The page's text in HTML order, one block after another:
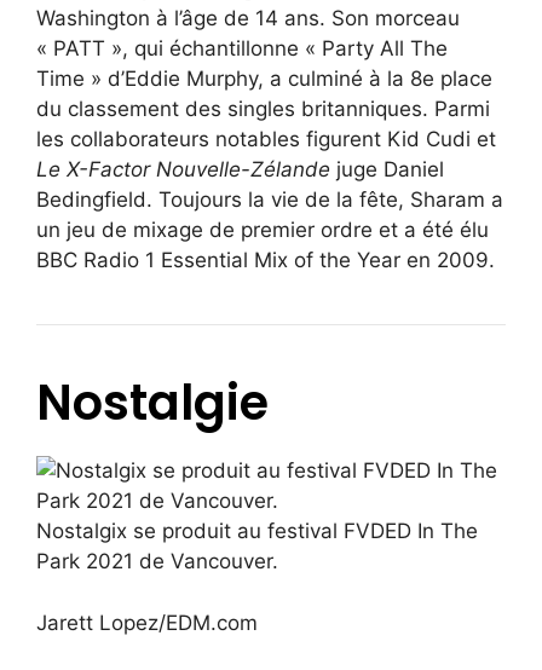
Washington à l’âge de 14 ans. Son morceau
« PATT », qui échantillonne « Party All The
Time » d’Eddie Murphy, a culminé à la 8e place
du classement des singles britanniques. Parmi
les collaborateurs notables figurent Kid Cudi et
Le X-Factor Nouvelle-Zélande juge Daniel
Bedingfield. Toujours la vie de la fête, Sharam a
un jeu de mixage de premier ordre et a été élu
BBC Radio 1 Essential Mix of the Year en 2009.
Nostalgie
Nostalgix se produit au festival FVDED In The
Park 2021 de Vancouver.
Jarett Lopez/EDM.com